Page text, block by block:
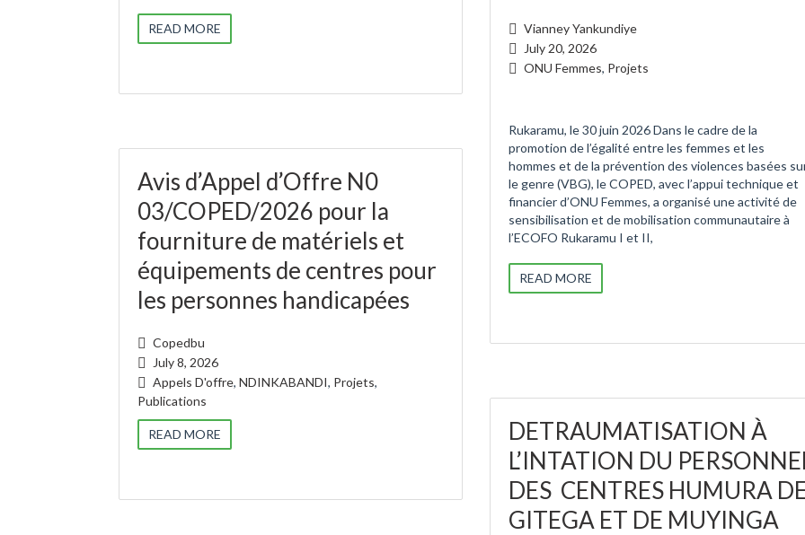
READ MORE
Vianney Yankundiye
July 20, 2026
ONU Femmes, Projets
Rukaramu, le 30 juin 2026 Dans le cadre de la
promotion de l’égalité entre les femmes et les
hommes et de la prévention des violences basées
le genre (VBG), le COPED, avec l’appui technique et
financier d’ONU Femmes, a organisé une activité de
sensibilisation et de mobilisation communautaire à
l’ECOFO Rukaramu I et II,
READ MORE
Avis d’Appel d’Offre N0
03/COPED/2026 pour la
fourniture de matériels et
équipements de centres pour
les personnes handicapées
Copedbu
July 8, 2026
Appels D'offre, NDINKABANDI, Projets,
Publications
READ MORE
DETRAUMATISATION À
L’INTATION DU
DES CENTRES HUMURA
GITEGA ET DE MUYINGA